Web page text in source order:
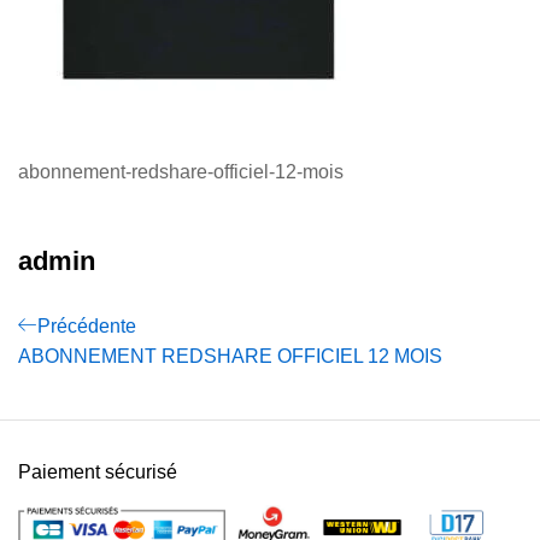
abonnement-redshare-officiel-12-mois
admin
Précédente
ABONNEMENT REDSHARE OFFICIEL 12 MOIS
Paiement sécurisé